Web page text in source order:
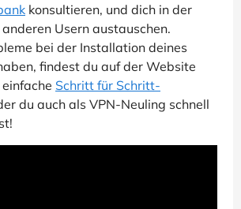
konsultieren, und dich in der
Usern austauschen.
bei der Installation deines
findest du auf der Website
Schritt für Schritt-
du auch als VPN-Neuling schnell